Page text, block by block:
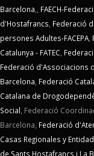
Barcelona
FAECH-
d'Hostafrancs Federació
persones Adultes-FACEPA
Catalunya - FATEC
Federació d'Associacions
Barcelona Federació
Catalana de
Social Federació
Barcelona, Federació
Casas Regionales y
de Sants Hostafrancs i La